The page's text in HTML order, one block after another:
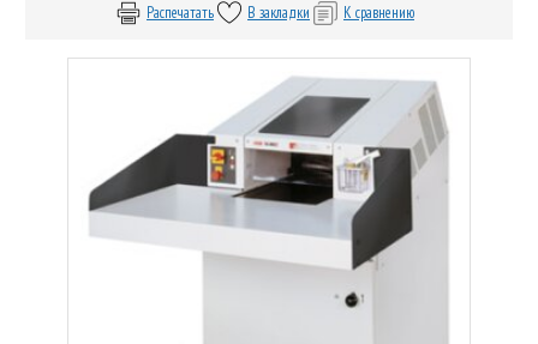
Распечатать В закладки К сравнению